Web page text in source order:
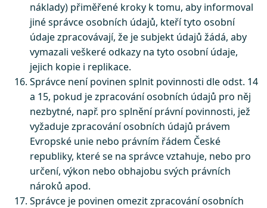
náklady) přiměřené kroky k tomu, aby informoval
jiné správce osobních údajů, kteří tyto osobní
údaje zpracovávají, že je subjekt údajů žádá, aby
vymazali veškeré odkazy na tyto osobní údaje,
jejich kopie i replikace.
Správce není povinen splnit povinnosti dle odst. 14
a 15, pokud je zpracování osobních údajů pro něj
nezbytné, např. pro splnění právní povinnosti, jež
vyžaduje zpracování osobních údajů právem
Evropské unie nebo právním řádem České
republiky, které se na správce vztahuje, nebo pro
určení, výkon nebo obhajobu svých právních
nároků apod.
Správce je povinen omezit zpracování osobních